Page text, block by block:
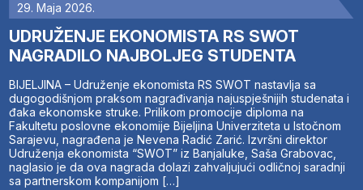
29. Maja 2026.
UDRUŽENJE EKONOMISTA RS SWOT
NAGRADILO NAJBOLJEG STUDENTA
BIJELJINA – Udruženje ekonomista RS SWOT nastavlja sa
dugogodišnjom praksom nagrađivanja najuspješnijih studenata i
đaka ekonomske struke. Prilikom promocije diploma na
Fakultetu poslovne ekonomije Bijeljina Univerziteta u Istočnom
Sarajevu, nagrađena je Nevena Radić Zarić. Izvršni direktor
Udruženja ekonomista “SWOT” iz Banjaluke, Saša Grabovac,
naglasio je da ova nagrada dolazi zahvaljujući odličnoj saradnji
sa partnerskom kompanijom […]